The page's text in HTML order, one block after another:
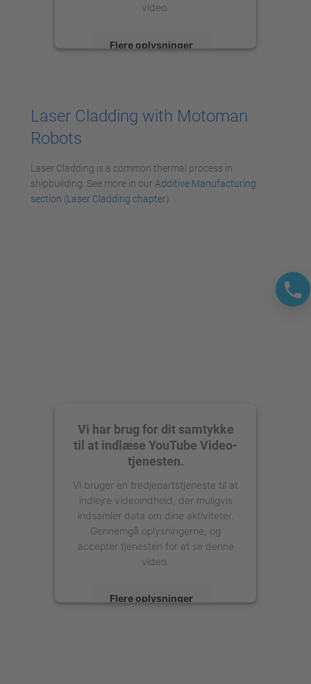
video.
Flere oplysninger
Management Platform
Laser Cladding with Motoman
Robots
Laser Cladding is a common thermal process in
shipbuilding. See more in our Additive Manufacturing
section (Laser Cladding chapter)
Vi har brug for dit samtykke
til at indlæse YouTube Video-
tjenesten.
Vi bruger en tredjepartstjeneste til at
indlejre videoindhold, der muligvis
indsamler data om dine aktiviteter.
Gennemgå oplysningerne, og
accepter tjenesten for at se denne
video.
Flere oplysninger